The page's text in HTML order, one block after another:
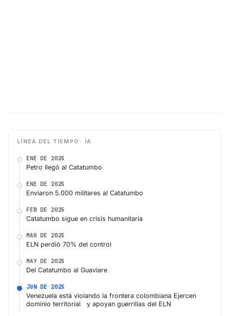
LÍNEA DEL TIEMPO · IA
ENE DE 2025
Petro llegó al Catatumbo
ENE DE 2025
Enviaron 5.000 militares al Catatumbo
FEB DE 2025
Catatumbo sigue en crisis humanitaria
MAR DE 2025
ELN perdió 70% del control
MAY DE 2025
Del Catatumbo al Guaviare
JUN DE 2025
Venezuela está violando la frontera colombiana Ejercen
dominio territorial y apoyan guerrillas del ELN